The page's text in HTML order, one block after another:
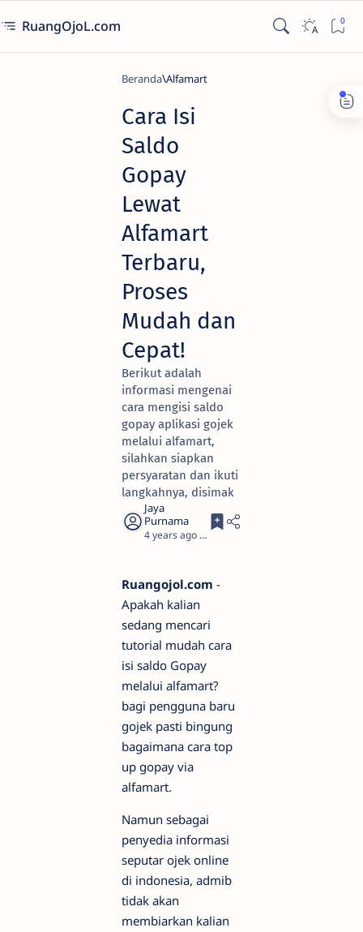
RuangOjoL.com
Beranda Alfamart
Cara Isi
Saldo
Gopay
Lewat
Alfamart
Terbaru,
Proses
Mudah dan
Cepat!
Berikut adalah
informasi mengenai
cara mengisi saldo
gopay aplikasi gojek
melalui alfamart,
silahkan siapkan
persyaratan dan ikuti
langkahnya, disimak
4 years ago 2
Ruangojol.com -
Apakah kalian
sedang mencari
tutorial mudah cara
isi saldo Gopay
melalui alfamart?
bagi pengguna baru
gojek pasti bingung
bagaimana cara top
up gopay via
alfamart.
Namun sebagai
penyedia informasi
seputar ojek online
di indonesia, admib
tidak akan
membiarkan kalian